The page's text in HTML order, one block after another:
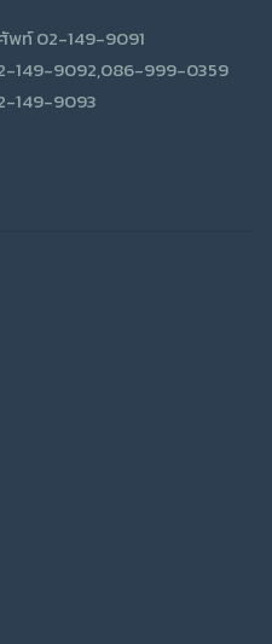
พท์ 02-149-9091
149-9092,086-999-0359
149-9093